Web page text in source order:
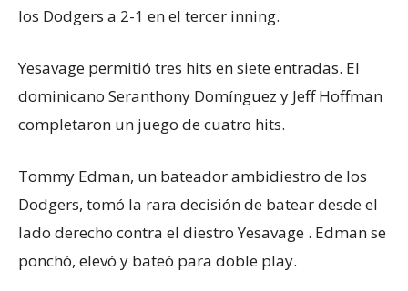
los Dodgers a 2-1 en el tercer inning.
Yesavage permitió tres hits en siete entradas. El
dominicano Seranthony Domínguez y Jeff Hoffman
completaron un juego de cuatro hits.
Tommy Edman, un bateador ambidiestro de los
Dodgers, tomó la rara decisión de batear desde el
lado derecho contra el diestro Yesavage . Edman se
ponchó, elevó y bateó para doble play.